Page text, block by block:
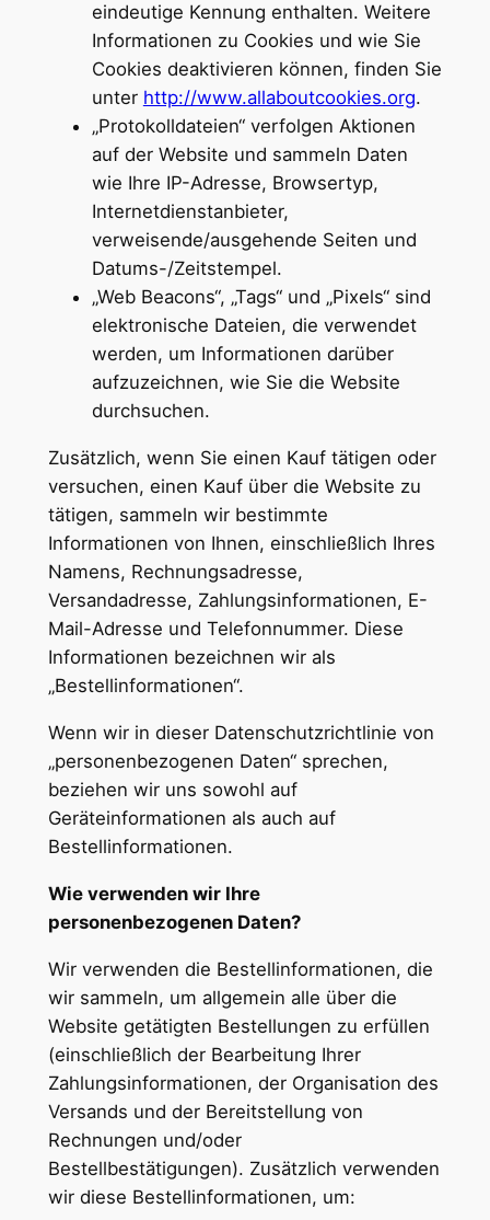
eindeutige Kennung enthalten. Weitere
Informationen zu Cookies und wie Sie
Cookies deaktivieren können, finden Sie
unter http://www.allaboutcookies.org.
„Protokolldateien“ verfolgen Aktionen
auf der Website und sammeln Daten
wie Ihre IP-Adresse, Browsertyp,
Internetdienstanbieter,
verweisende/ausgehende Seiten und
Datums-/Zeitstempel.
„Web Beacons“, „Tags“ und „Pixels“ sind
elektronische Dateien, die verwendet
werden, um Informationen darüber
aufzuzeichnen, wie Sie die Website
durchsuchen.
Zusätzlich, wenn Sie einen Kauf tätigen oder
versuchen, einen Kauf über die Website zu
tätigen, sammeln wir bestimmte
Informationen von Ihnen, einschließlich Ihres
Namens, Rechnungsadresse,
Versandadresse, Zahlungsinformationen, E-
Mail-Adresse und Telefonnummer. Diese
Informationen bezeichnen wir als
„Bestellinformationen“.
Wenn wir in dieser Datenschutzrichtlinie von
„personenbezogenen Daten“ sprechen,
beziehen wir uns sowohl auf
Geräteinformationen als auch auf
Bestellinformationen.
Wie verwenden wir Ihre
personenbezogenen Daten?
Wir verwenden die Bestellinformationen, die
wir sammeln, um allgemein alle über die
Website getätigten Bestellungen zu erfüllen
(einschließlich der Bearbeitung Ihrer
Zahlungsinformationen, der Organisation des
Versands und der Bereitstellung von
Rechnungen und/oder
Bestellbestätigungen). Zusätzlich verwenden
wir diese Bestellinformationen, um: